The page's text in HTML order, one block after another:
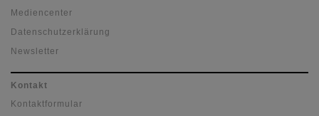
Mediencenter
Datenschutzerklärung
Newsletter
Kontakt
Kontaktformular